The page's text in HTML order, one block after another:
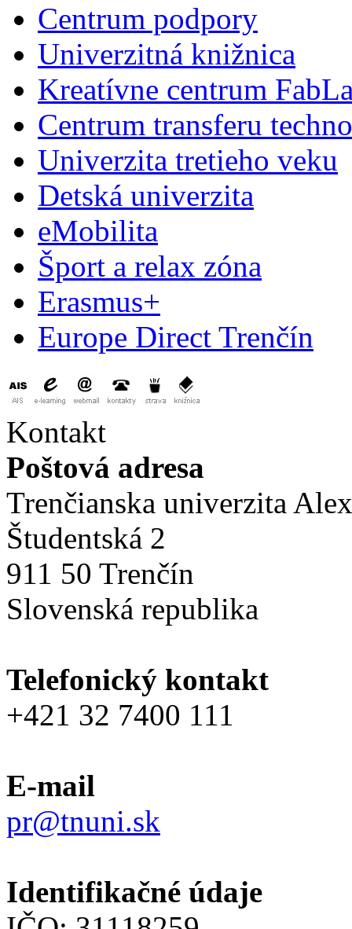
Centrum podpory
Univerzitná knižnica
Kreatívne centrum
Centrum transferu
Univerzita tretieho veku
Detská univerzita
eMobilita
Šport a relax zóna
Erasmus+
Europe Direct Trenčín
Kontakt
Poštová adresa
Trenčianska univerzita
Študentská 2
911 50 Trenčín
Slovenská republika
Telefonický kontakt
+421 32 7400 111
E-mail
pr@tnuni.sk
Identifikačné údaje